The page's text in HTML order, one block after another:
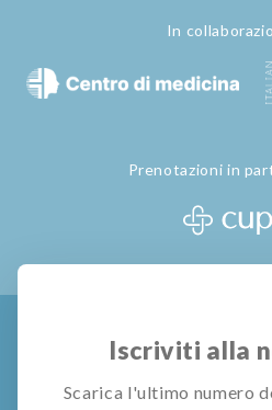
In
Prenotazioni in
Privacy Policy Termini e
© All rights reserved
Iscriviti alla
Scarica l'ultimo numero